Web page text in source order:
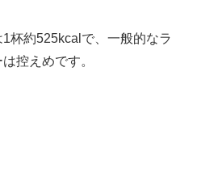
杯約525kcalで、一般的なラ
控えめです。